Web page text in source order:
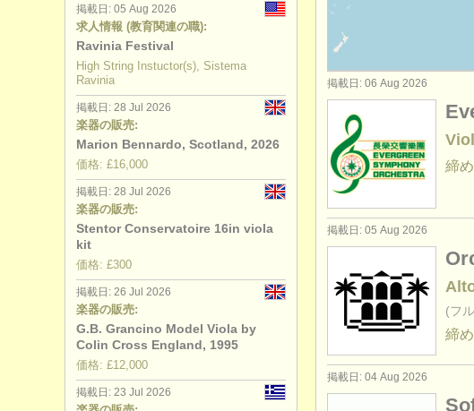
degree courses:
コンクール: ヴィオラ
楽器の販売: ヴィオラ
盗まれた楽器: ヴィオラ
掲載日: 06 Aug 2026
締
掲載日: 05 Aug 2026
(フ
締
掲載日: 04 Aug 2026
掲載日: 05 Aug 2026
求人情報 (教育関連の職):
Ravinia Festival
High String Instuctor(s), Sistema
Ravinia
掲載日: 28 Jul 2026
楽器の販売:
Marion Bennardo, Scotland, 2026
価格: £16,000
掲載日: 28 Jul 2026
楽器の販売:
Stentor Conservatoire 16in viola
kit
価格: £300
掲載日: 26 Jul 2026
楽器の販売:
G.B. Grancino Model Viola by
Colin Cross England, 1995
価格: £12,000
掲載日: 23 Jul 2026